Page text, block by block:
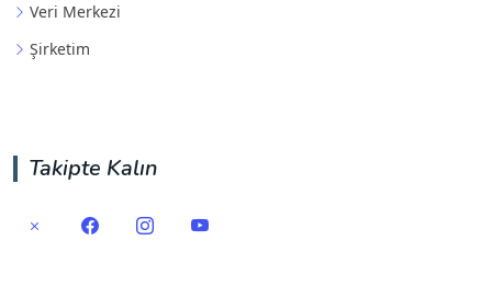
Veri Merkezi
Şirketim
Takipte Kalın